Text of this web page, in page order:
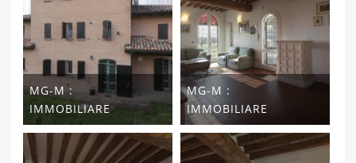
MG-M :
IMMOBILIARE
MG-M :
IMMOBILIARE